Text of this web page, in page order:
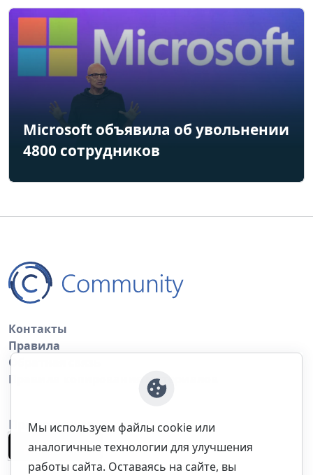
Microsoft объявила об увольнении
4800 сотрудников
Контакты
Правила
Обратная связь
Правила копирования материалов
Приложение
Мы используем файлы cookie или
аналогичные технологии для улучшения
работы сайта. Оставаясь на сайте, вы